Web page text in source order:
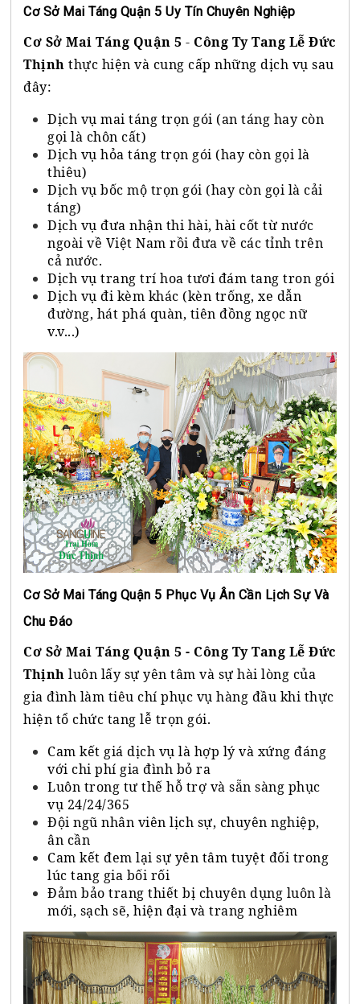
Cơ Sở Mai Táng Quận 5 Uy Tín Chuyên Nghiệp
Cơ Sở Mai Táng Quận 5 - Công Ty Tang Lễ Đức
Thịnh thực hiện và cung cấp những dịch vụ sau
đây:
Dịch vụ mai táng trọn gói (an táng hay còn
gọi là chôn cất)
Dịch vụ hỏa táng trọn gói (hay còn gọi là
thiêu)
Dịch vụ bốc mộ trọn gói (hay còn gọi là cải
táng)
Dịch vụ đưa nhận thi hài, hài cốt từ nước
ngoài về Việt Nam rồi đưa về các tỉnh trên
cả nước.
Dịch vụ trang trí hoa tươi đám tang tron gói
Dịch vụ đi kèm khác (kèn trống, xe dẫn
đường, hát phá quàn, tiên đồng ngọc nữ
v.v...)
Cơ Sở Mai Táng Quận 5 Phục Vụ Ân Cần Lịch Sự Và
Chu Đáo
Cơ Sở Mai Táng Quận 5 - Công Ty Tang Lễ Đức
Thịnhluôn lấy sự yên tâm và sự hài lòng của
gia đình làm tiêu chí phục vụ hàng đầu khi thực
hiện tổ chức tang lễ trọn gói.
Cam kết giá dịch vụ là hợp lý và xứng đáng
với chi phí gia đình bỏ ra
Luôn trong tư thế hỗ trợ và sẵn sàng phục
vụ 24/24/365
Đội ngũ nhân viên lịch sự, chuyên nghiệp,
ân cần
Cam kết đem lại sự yên tâm tuyệt đối trong
lúc tang gia bối rối
Đảm bảo trang thiết bị chuyên dụng luôn là
mới, sạch sẽ, hiện đại và trang nghiêm